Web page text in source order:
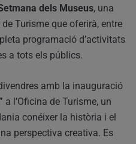
dels Museus, una
Turisme que oferirà, entre
programació d’activitats
a tots els públics.
amb la inauguració
a l’Oficina de Turisme, un
conéixer la història i el
perspectiva creativa. Es